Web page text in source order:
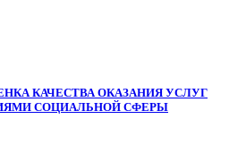
КАЧЕСТВА ОКАЗАНИЯ УСЛУГ
СОЦИАЛЬНОЙ СФЕРЫ